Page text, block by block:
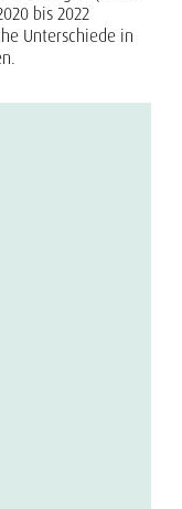
bis 2022
Unterschiede in